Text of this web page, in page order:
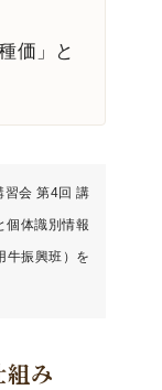
価」と
会 第4回 講
個体識別情報
牛振興班）を
み